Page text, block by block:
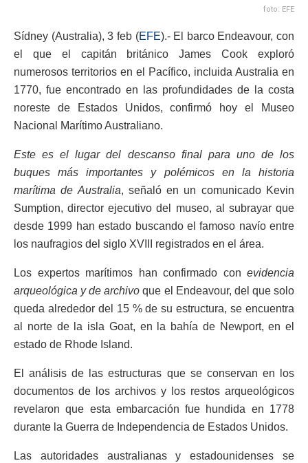
foto: EFE
Sídney (Australia), 3 feb (EFE).- El barco Endeavour, con
el que el capitán británico James Cook exploró
numerosos territorios en el Pacífico, incluida Australia en
1770, fue encontrado en las profundidades de la costa
noreste de Estados Unidos, confirmó hoy el Museo
Nacional Marítimo Australiano.
Este es el lugar del descanso final para uno de los
buques más importantes y polémicos en la historia
marítima de Australia, señaló en un comunicado Kevin
Sumption, director ejecutivo del museo, al subrayar que
desde 1999 han estado buscando el famoso navío entre
los naufragios del siglo XVIII registrados en el área.
Los expertos marítimos han confirmado con evidencia
arqueológica y de archivo que el Endeavour, del que solo
queda alrededor del 15 % de su estructura, se encuentra
al norte de la isla Goat, en la bahía de Newport, en el
estado de Rhode Island.
El análisis de las estructuras que se conservan en los
documentos de los archivos y los restos arqueológicos
revelaron que esta embarcación fue hundida en 1778
durante la Guerra de Independencia de Estados Unidos.
Las autoridades australianas y estadounidenses se